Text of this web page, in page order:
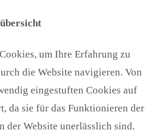
um Ihre Erfahrung zu
die Website navigieren. Von
eingestuften Cookies auf
da sie für das Funktionieren der
der Website unerlässlich sind.